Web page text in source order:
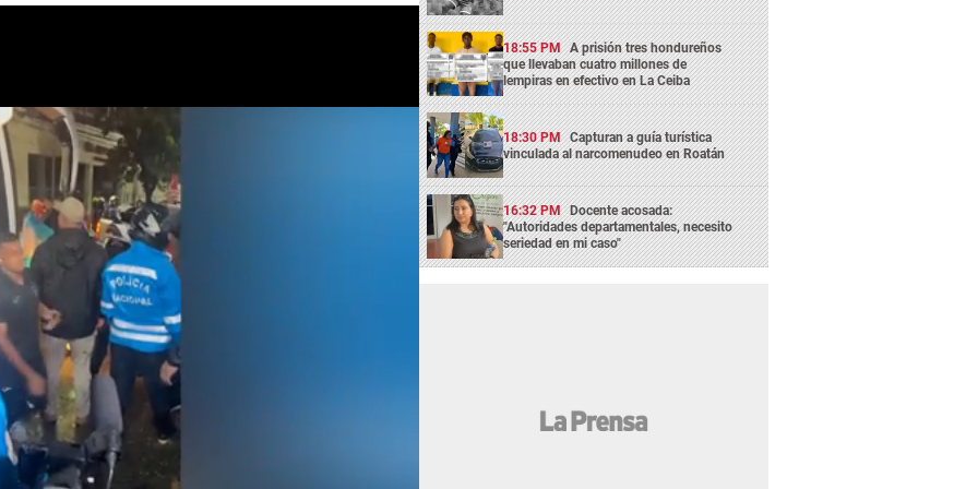
18:55 PM A prisión tres hondureños
que llevaban cuatro millones de
lempiras en efectivo en La Ceiba
18:30 PM Capturan a guía turística
vinculada al narcomenudeo en Roatán
16:32 PM Docente acosada:
"Autoridades departamentales, necesito
seriedad en mi caso"